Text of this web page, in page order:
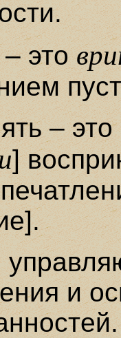
это
– это
]
и